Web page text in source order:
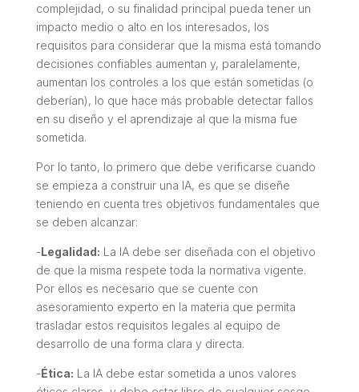
complejidad, o su finalidad principal pueda tener un
impacto medio o alto en los interesados, los
requisitos para considerar que la misma está tomando
decisiones confiables aumentan y, paralelamente,
aumentan los controles a los que están sometidas (o
deberían), lo que hace más probable detectar fallos
en su diseño y el aprendizaje al que la misma fue
sometida.
Por lo tanto, lo primero que debe verificarse cuando
se empieza a construir una IA, es que se diseñe
teniendo en cuenta tres objetivos fundamentales que
se deben alcanzar:
-Legalidad: La IA debe ser diseñada con el objetivo
de que la misma respete toda la normativa vigente.
Por ellos es necesario que se cuente con
asesoramiento experto en la materia que permita
trasladar estos requisitos legales al equipo de
desarrollo de una forma clara y directa.
-Ética: La IA debe estar sometida a unos valores